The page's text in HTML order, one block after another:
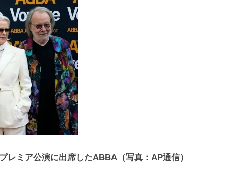
レミア公演に出席したABBA（写真：AP通信）